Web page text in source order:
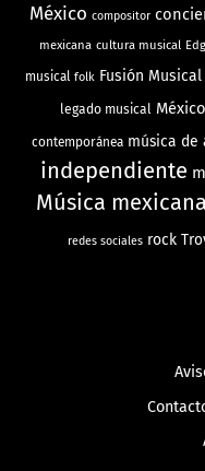
México compositor
mexicana cultura musical
musical folk Fusión Musical
legado musical México
contemporánea música de
independiente
Música mexicana
redes sociales rock